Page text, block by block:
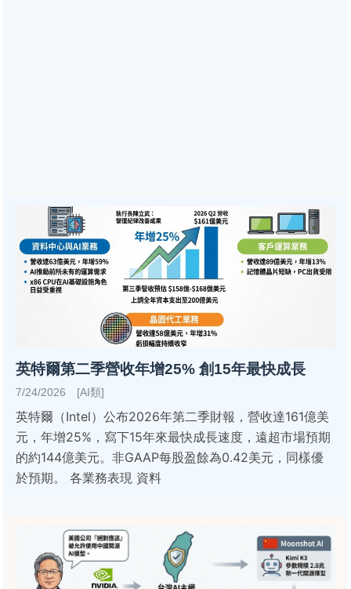
英特爾第二季營收年增25% 創15年最快成長
7/24/2026 [AI類]
英特爾（Intel）公布2026年第二季財報，營收達161億美
元，年增25%，寫下15年來最快成長速度，遠超市場預期
的約144億美元。非GAAP每股盈餘為0.42美元，同樣優
於預期。 各業務表現 資料